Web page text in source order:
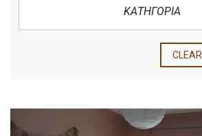
ΚΑΤΗΓΟΡΙΑ
CLEAR